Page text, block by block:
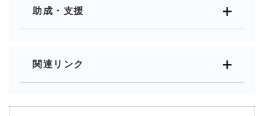
助成・支援
関連リンク